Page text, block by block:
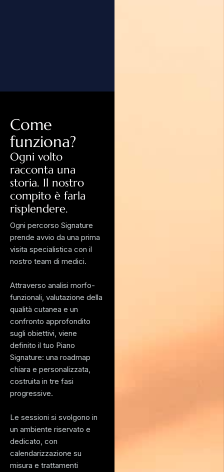
Come
funziona?
Ogni volto
racconta una
storia. Il nostro
compito è farla
risplendere.
Ogni percorso Signature
prende avvio da una prima
visita specialistica con il
nostro team di medici.
Attraverso analisi morfo-
funzionali, valutazione della
qualità cutanea e un
confronto approfondito
sugli obiettivi, viene
definito il tuo Piano
Signature: una roadmap
chiara e personalizzata,
costruita in tre fasi
progressive.
Le sessioni si svolgono in
un ambiente riservato e
dedicato, con
calendarizzazione su
misura e trattamenti